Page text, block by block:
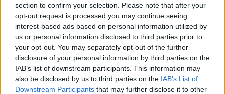
section to confirm your selection. Please note that after your
opt-out request is processed you may continue seeing
interest-based ads based on personal information utilized by
us or personal information disclosed to third parties prior to
your opt-out. You may separately opt-out of the further
disclosure of your personal information by third parties on the
IAB’s list of downstream participants. This information may
also be disclosed by us to third parties on the IAB’s List of
Downstream Participants that may further disclose it to other
2000 /2000
Υποβολή σχολίου
Όροι Χρήσης. Το site προστατεύεται από reCAPTCHA, ισχύουν
Πολιτική Απορρήτου&Όροι Χρήσηςτης Google.
Media